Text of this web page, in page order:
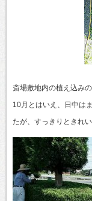
斎場敷地内の植え込み
10月とはいえ、日中は
たが、すっきりときれい